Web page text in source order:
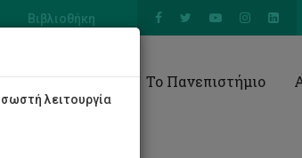
Βιβλιοθήκη
Έρευνα Το Πανεπιστήμιο
λειτουργία